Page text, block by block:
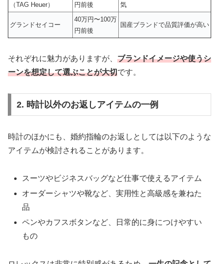
（TAG Heuer）
円前後
気
グランドセイコー
40万円〜100万
円前後
国産ブランドで品質評価が高い
それぞれに魅力がありますが、 ブランドイメージや使うシ
ーンを想定して選ぶことが大切です。
2. 時計以外のお返しアイテムの一例
時計のほかにも、婚約指輪のお返しとしては以下のような
アイテムが検討されることがあります。
スーツやビジネスバッグなど仕事で使えるアイテム
オーダーシャツや靴など、実用性と高級感を兼ねた
品
ペンやカフスボタンなど、日常的に身につけやすい
もの